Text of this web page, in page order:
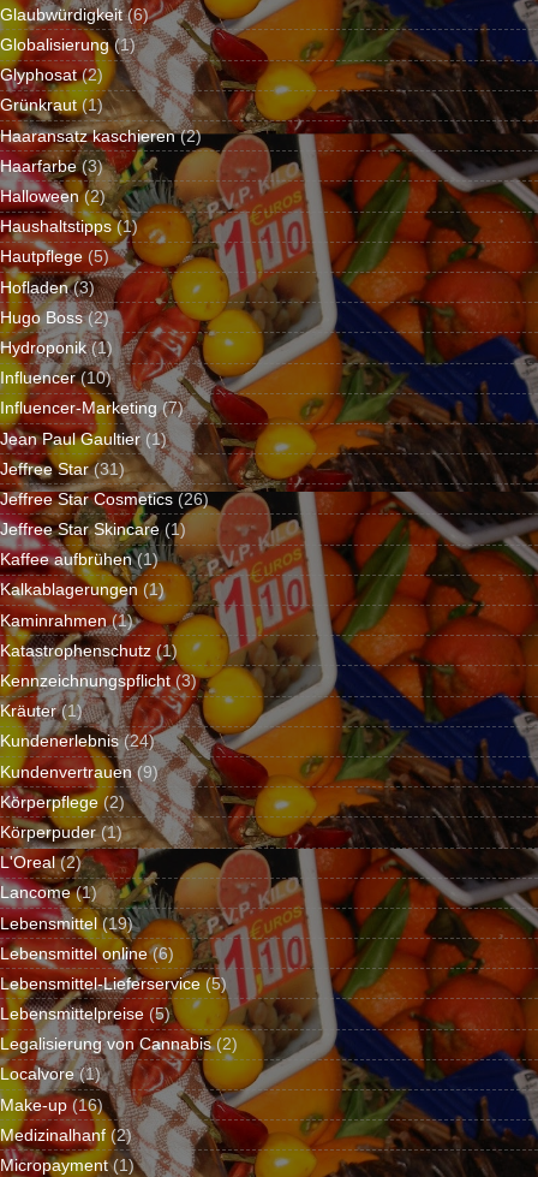
Glaubwürdigkeit (6)
Globalisierung (1)
Glyphosat (2)
Grünkraut (1)
Haaransatz kaschieren (2)
Haarfarbe (3)
Halloween (2)
Haushaltstipps (1)
Hautpflege (5)
Hofladen (3)
Hugo Boss (2)
Hydroponik (1)
Influencer (10)
Influencer-Marketing (7)
Jean Paul Gaultier (1)
Jeffree Star (31)
Jeffree Star Cosmetics (26)
Jeffree Star Skincare (1)
Kaffee aufbrühen (1)
Kalkablagerungen (1)
Kaminrahmen (1)
Katastrophenschutz (1)
Kennzeichnungspflicht (3)
Kräuter (1)
Kundenerlebnis (24)
Kundenvertrauen (9)
Körperpflege (2)
Körperpuder (1)
L'Oreal (2)
Lancome (1)
Lebensmittel (19)
Lebensmittel online (6)
Lebensmittel-Lieferservice (5)
Lebensmittelpreise (5)
Legalisierung von Cannabis (2)
Localvore (1)
Make-up (16)
Medizinalhanf (2)
Micropayment (1)